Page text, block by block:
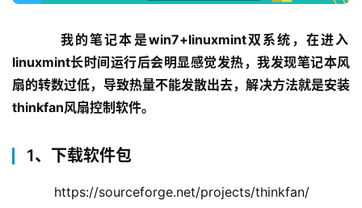
我的笔记本是win7+linuxmint双系统，在进入
linuxmint长时间运行后会明显感觉发热，我发现笔记本风
扇的转数过低，导致热量不能发散出去，解决方法就是安装
thinkfan风扇控制软件。
1、下载软件包
    https://sourceforge.net/projects/thinkfan/